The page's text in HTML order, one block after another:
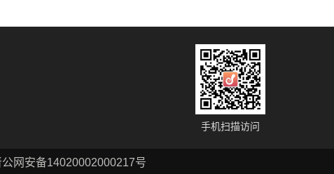
手机扫描访问
网安备14020002000217号